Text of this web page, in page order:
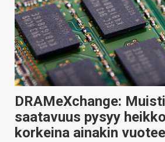
DRAMeXchange:
saatavuus pysyy
korkeina ainakin